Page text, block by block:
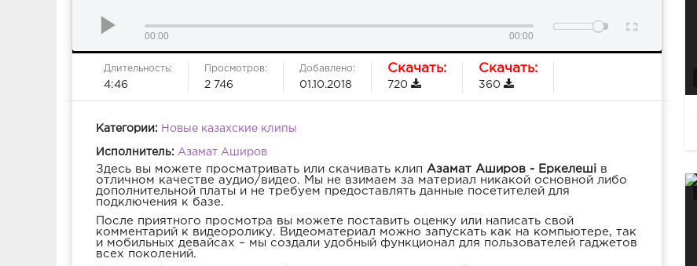
00:00 00:00
Длительность:
4:46
Просмотров:
2 746
Добавлено:
01.10.2018
Скачать:
720
Скачать:
360
Категории: Новые казахские клипы
Исполнитель: Азамат Аширов
Здесь вы можете просматривать или скачивать клип Азамат Аширов - Еркелеші в
отличном качестве аудио/видео. Мы не взимаем за материал никакой основной либо
дополнительной платы и не требуем предоставлять данные посетителей для
подключения к базе.
После приятного просмотра вы можете поставить оценку или написать свой
комментарий к видеоролику. Видеоматериал можно запускать как на компьютере, так
и мобильных девайсах – мы создали удобный функционал для пользователей гаджетов
всех поколений.